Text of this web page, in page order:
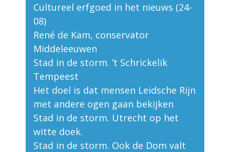
Cultureel erfgoed in het nieuws (24-
08)
René de Kam, conservator
Middeleeuwen
Stad in de storm. ’t Schrickelik
Tempeest
Het doel is dat mensen Leidsche Rijn
met andere ogen gaan bekijken
Stad in de storm. Utrecht op het
witte doek.
Stad in de storm. Ook de Dom valt